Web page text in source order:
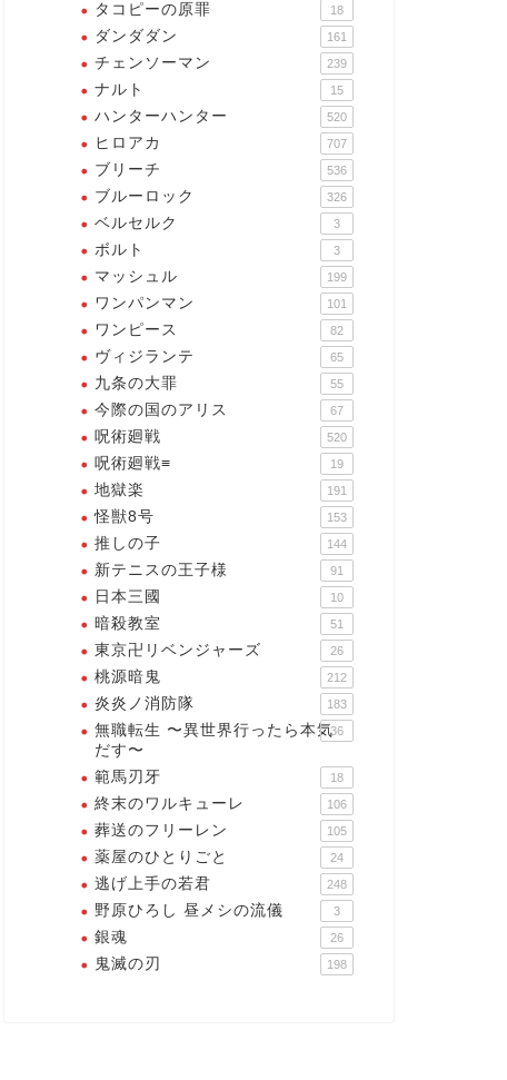
つまり、戦わずして勝つことが
2026年5月30日
九条の大罪
なので間違えてはいけない
が・・・依頼者の利益のために
努めるのが弁護士です
タコピーの原罪 18
ダンダダン 161
チェンソーマン 239
ナルト 15
ハンターハンター 520
ヒロアカ 707
ブリーチ 536
ブルーロック 326
ベルセルク 3
ボルト 3
マッシュル 199
ワンパンマン 101
ワンピース 82
ヴィジランテ 65
九条の大罪 55
今際の国のアリス 67
呪術廻戦 520
呪術廻戦≡ 19
地獄楽 191
怪獣8号 153
推しの子 144
新テニスの王子様 91
日本三國 10
暗殺教室 51
東京卍リベンジャーズ 26
桃源暗鬼 212
炎炎ノ消防隊 183
無職転生 〜異世界行ったら本気
だす〜
36
範馬刃牙 18
終末のワルキューレ 106
葬送のフリーレン 105
薬屋のひとりごと 24
逃げ上手の若君 248
野原ひろし 昼メシの流儀 3
銀魂 26
鬼滅の刃 198